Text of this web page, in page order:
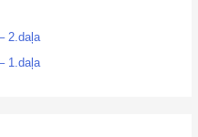
2.daļa
1.daļa